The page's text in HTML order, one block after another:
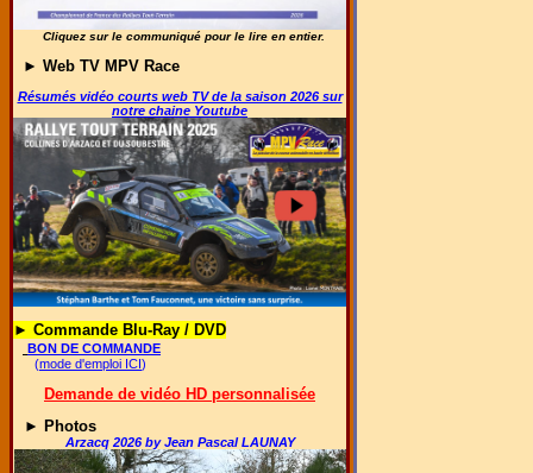
Cliquez sur le communiqué pour le lire en entier.
► Web TV MPV Race
Résumés vidéo courts web TV de la saison 2026 sur
notre chaine Youtube
► Commande Blu-Ray / DVD
BON DE COMMANDE
(mode d'emploi ICI)
Demande de vidéo HD personnalisée
► Photos
Arzacq 2026 by Jean Pascal LAUNAY